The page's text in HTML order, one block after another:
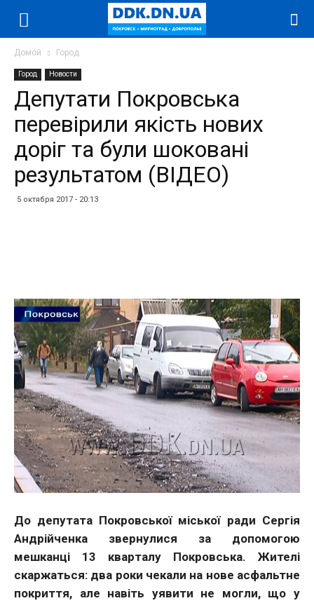
Домой Город
Город Новости
Депутати Покровська
перевірили якість нових
доріг та були шоковані
результатом (ВІДЕО)
5 октября 2017 - 20:13
До депутата Покровської міської ради Сергія
Андрійченка звернулися за допомогою
мешканці 13 кварталу Покровська. Жителі
скаржаться: два роки чекали на нове асфальтне
покриття, але навіть уявити не могли, що у